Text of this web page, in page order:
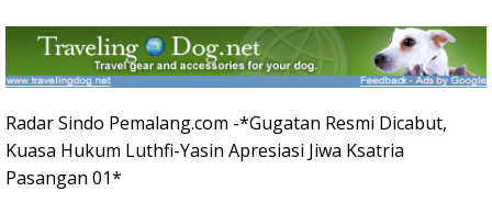
Radar Sindo Pemalang.com -*Gugatan Resmi Dicabut,
Kuasa Hukum Luthfi-Yasin Apresiasi Jiwa Ksatria
Pasangan 01*